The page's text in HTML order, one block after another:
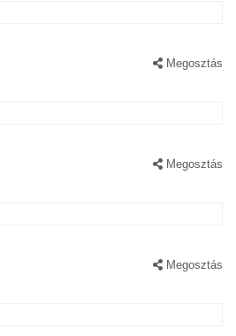
Megosztás
Megosztás
Megosztás